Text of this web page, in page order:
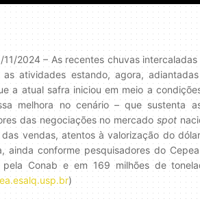
11/2024 – As recentes chuvas
as atividades estando, agora,
a atual safra iniciou em meio a
melhora no cenário – que sustenta
das negociações no mercado spot
vendas, atentos à valorização do
ainda conforme pesquisadores do
pela Conab e em 169 milhões de
)